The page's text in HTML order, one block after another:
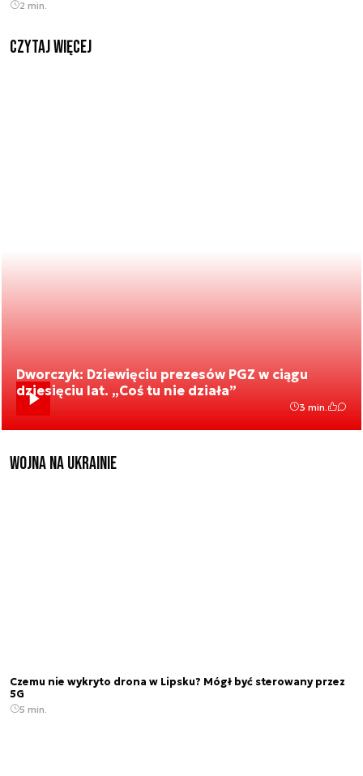
2 min.
czytaj więcej
Dworczyk: Dziewięciu prezesów PGZ w ciągu
dziesięciu lat. „Coś tu nie działa”
3 min.
Wojna na Ukrainie
Czemu nie wykryto drona w Lipsku? Mógł być sterowany przez
5G
5 min.